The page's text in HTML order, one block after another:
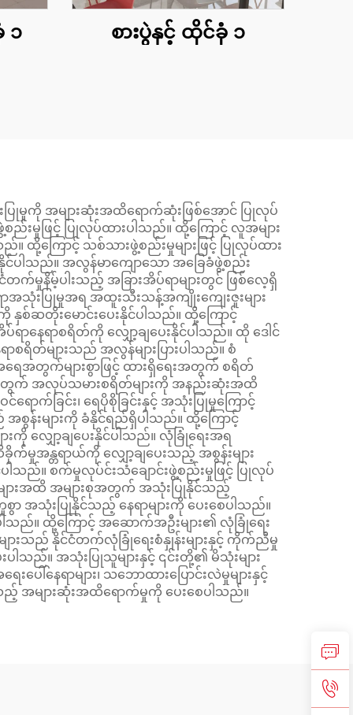
၁ စားပွဲနှင့် ထိုင်ခုံ ၁
ြုမှုကို အများဆုံးအထိရောက်ဆုံးဖြစ်အောင် ပြုလုပ်
းမှုဖြင့် ပြုလုပ်ထားပါသည်။ ထို့ကြောင့် လူအများ
ထို့ကြောင့် သစ်သားဖွဲ့စည်းမှုများဖြင့် ပြုလုပ်ထား
င်ပါသည်။ အလွန်မာကျောသော အခြေခံဖွဲ့စည်း
က်မှုနိမ့်ပါးသည့် အခြားအိပ်ရာများတွင် ဖြစ်လေ့ရှိ
ာအသုံးပြုမှုအရ အထူးသီးသန့်အကျိုးကျေးဇူးများ
ဆတိုးမောင်းပေးနိုင်ပါသည်။ ထို့ကြောင့်
ေရာစရိတ်ကို လျှော့ချပေးနိုင်ပါသည်။ ထို ဒေါင်
စရိတ်များသည် အလွန်များပြားပါသည်။ စံ
အတွက်များစွာဖြင့် ထားရှိရေးအတွက် စရိတ်
က် အလုပ်သမားစရိတ်များကို အနည်းဆုံးအထိ
ရောက်ခြင်း၊ ရေပိုစိုခြင်းနှင့် အသုံးပြုမှုကြောင့်
န်းများကို ခံနိုင်ရည်ရှိပါသည်။ ထို့ကြောင့်
ကို လျှော့ချပေးနိုင်ပါသည်။ လုံခြုံရေးအရ
မှုအန္တရာယ်ကို လျှော့ချပေးသည့် အစွန်းများ
သည်။ စက်မှုလုပ်င်းသံချောင်းဖွဲ့စည်းမှုဖြင့် ပြုလုပ်
ျားအထိ အများစုအတွက် အသုံးပြုနိုင်သည့်
သုံးပြုနိုင်သည့် နေရာများကို ပေးစေပါသည်။
သည်။ ထို့ကြောင့် အဆောက်အဦးများ၏ လုံခြုံရေး
ားသည် နိုင်ငံတက်လုံခြုံရေးစံနှုန်းများနှင့် ကိုက်ညီမှု
သည်။ အသုံးပြုသူများနှင့် ၎င်းတို့၏ မိသုံးများ
နေရာများ၊ သဘောထားပြောင်းလဲမှုများနှင့်
အများဆုံးအထိရောက်မှုကို ပေးစေပါသည်။